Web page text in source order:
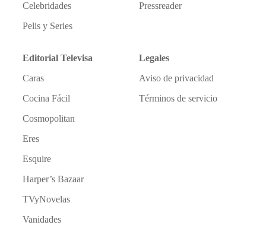
Celebridades
Pelis y Series
Pressreader
Editorial Televisa
Caras
Cocina Fácil
Cosmopolitan
Eres
Esquire
Harper’s Bazaar
TVyNovelas
Vanidades
Legales
Aviso de privacidad
Términos de servicio